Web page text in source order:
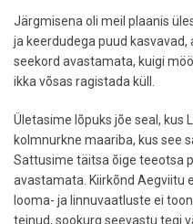
Järgmisena oli meil plaanis
ja keerdudega puud kasvavad,
seekord avastamata, kuigi
ikka võsas ragistada küll.
Ületasime lõpuks jõe seal, kus
kolmnurkne maariba, kus see
Sattusime täitsa õige teeotsa
avastamata. Kiirkõnd Aegviitu
looma- ja linnuvaatluste ei
teinud, sookurg seevastu tegi